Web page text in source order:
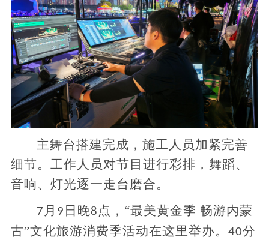
主舞台搭建完成，施工人员加紧完善
细节。工作人员对节目进行彩排，舞蹈、
音响、灯光逐一走台磨合。
7 月 9 日晚8点，“最美黄金季 畅游内蒙
古”文化旅游消费季活动在这里举办。 40分